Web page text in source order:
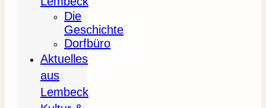
Die
Geschichte
Dorfbüro
Aktuelles
aus
Lembeck